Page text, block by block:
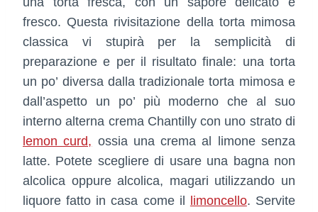
fresco. Questa rivisitazione della torta mimosa
classica vi stupirà per la semplicità di
preparazione e per il risultato finale: una torta
un po’ diversa dalla tradizionale torta mimosa e
dall’aspetto un po’ più moderno che al suo
interno alterna crema Chantilly con uno strato di
lemon curd, ossia una crema al limone senza
latte. Potete scegliere di usare una bagna non
alcolica oppure alcolica, magari utilizzando un
liquore fatto in casa come il limoncello. Servite